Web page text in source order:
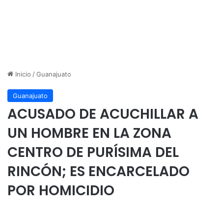
Inicio /Guanajuato
Guanajuato
ACUSADO DE ACUCHILLAR A
UN HOMBRE EN LA ZONA
CENTRO DE PURÍSIMA DEL
RINCÓN; ES ENCARCELADO
POR HOMICIDIO